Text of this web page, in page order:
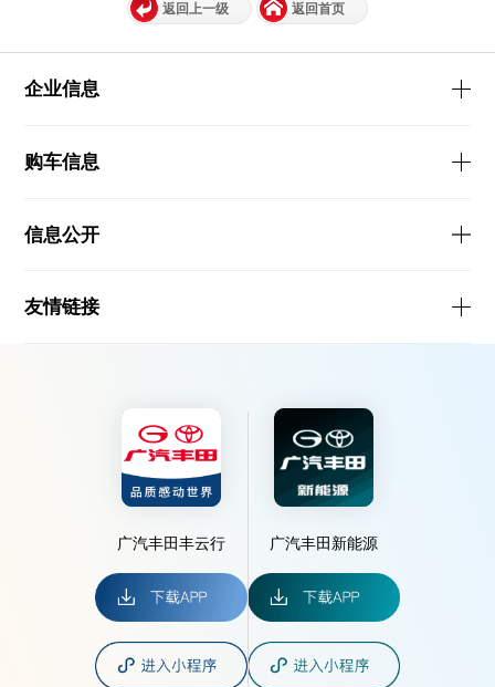
返回上一级 返回首页
企业信息
购车信息
信息公开
友情链接
广汽丰田丰云行 广汽丰田新能源